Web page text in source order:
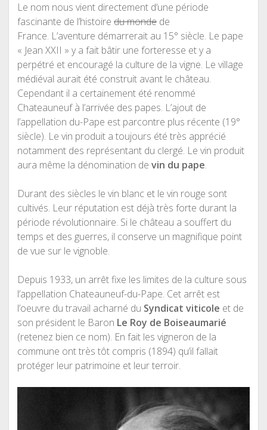
Le nom nous vient directement d’une période
fascinante de l’histoire du mondede
France. L’aventure démarrerait au 15° siècle. Le pape
« Jean XXII » y a fait bâtir une forteresse et y a
perpétré et encouragé la culture de la vigne. Le village
médiéval aurait été construit avant le château.
Cependant il a certainement été renommé
Chateauneuf à l’arrivée des papes. L’ajout de
l’appellation du-Pape est parcontre plus récente (19°
siècle). Le vin produit a toujours été très apprécié
notamment des représentant du clergé. Le vin produit
aura même la dénomination de vin du pape.
Durant des siècles le vin blanc et le vin rouge sont
cultivés. Leur réputation est déjà très forte durant la
période révolutionnaire. Si le château a souffert du
temps et des guerres, il conserve un magnifique point
de vue sur le vignoble.
Depuis 1933, un arrêt fixe les limites de la culture sous
l’appellation Chateauneuf-du-Pape. Cet arrêt est
l’oeuvre du travail acharné du Syndicat viticole et de
son président le Baron Le Roy de Boiseaumarié
(retenez bien ce nom). En fait les vigneron de la
commune ont très tôt compris (1894) qu’il fallait
protéger leur patrimoine et leur terroir.